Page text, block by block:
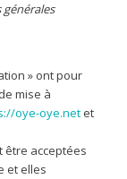
» ont pour
mise à
oye-oye.netet
être acceptées
et elles